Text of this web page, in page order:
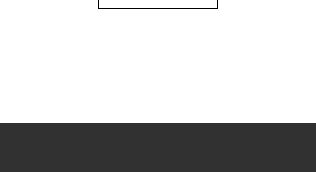
Felgen vorne: Alloy 21mm anodized black, V-Brake
Bereifung hinten: Kenda K1227 Booster, 20x1, 75´´,